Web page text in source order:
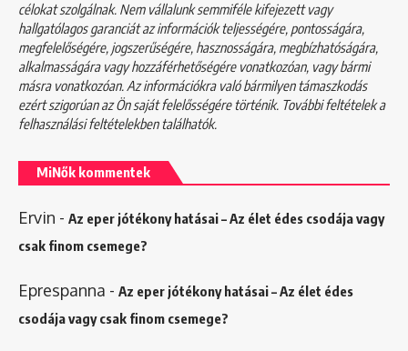
célokat szolgálnak. Nem vállalunk semmiféle kifejezett vagy
hallgatólagos garanciát az információk teljességére, pontosságára,
megfelelőségére, jogszerűségére, hasznosságára, megbízhatóságára,
alkalmasságára vagy hozzáférhetőségére vonatkozóan, vagy bármi
másra vonatkozóan. Az információkra való bármilyen támaszkodás
ezért szigorúan az Ön saját felelősségére történik. További feltételek a
felhasználási feltételekbentalálhatók.
MiNők kommentek
Ervin - Az eper jótékony hatásai – Az élet édes csodája vagy
csak finom csemege?
Eprespanna - Az eper jótékony hatásai – Az élet édes
csodája vagy csak finom csemege?